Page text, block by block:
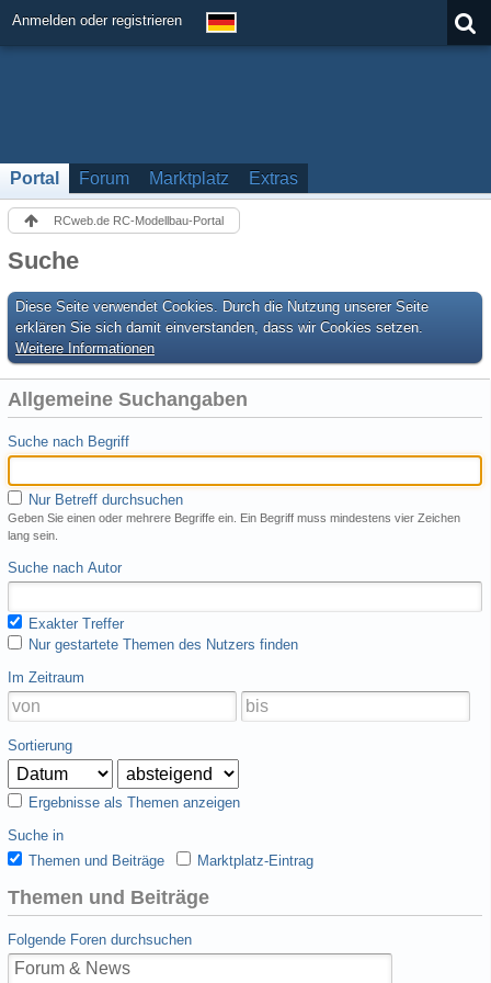
Anmelden oder registrieren
Portal Forum Marktplatz Extras
RCweb.de RC-Modellbau-Portal
Suche
Diese Seite verwendet Cookies. Durch die Nutzung unserer Seite
erklären Sie sich damit einverstanden, dass wir Cookies setzen.
Weitere Informationen
Allgemeine Suchangaben
Suche nach Begriff
Nur Betreff durchsuchen
Geben Sie einen oder mehrere Begriffe ein. Ein Begriff muss mindestens vier Zeichen
lang sein.
Suche nach Autor
Exakter Treffer
Nur gestartete Themen des Nutzers finden
Im Zeitraum
Sortierung
Ergebnisse als Themen anzeigen
Suche in
Themen und Beiträge
Marktplatz-Eintrag
Themen und Beiträge
Folgende Foren durchsuchen